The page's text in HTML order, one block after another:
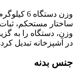
وزن
ساختار مستحکم، ثبات
وزن، دستگاه را به
در آشپزخانه تبدیل
جنس بدنه